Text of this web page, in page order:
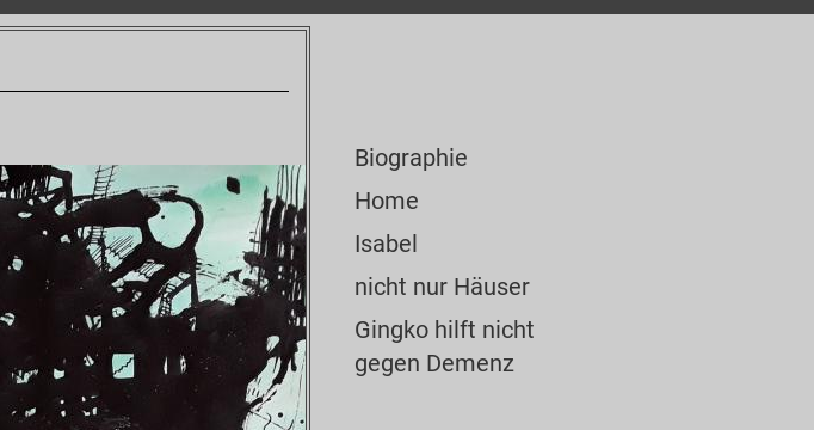
Biographie
Home
Isabel
nicht nur Häuser
Gingko hilft nicht
gegen Demenz